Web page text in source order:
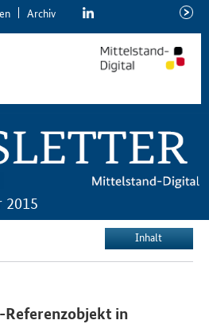
Ar­chiv linkedin
2015
Inhalt
Referenzobjekt in